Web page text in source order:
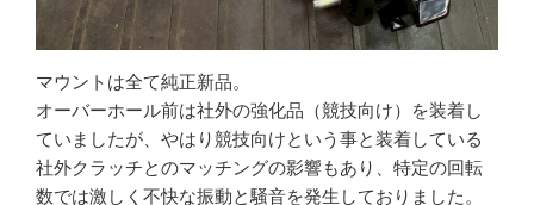
マウントは全て純正新品。
オーバーホール前は社外の強化品（競技向け）を装着し
ていましたが、やはり競技向けという事と装着している
社外クラッチとのマッチングの影響もあり、特定の回転
数では激しく不快な振動と騒音を発生しておりました。